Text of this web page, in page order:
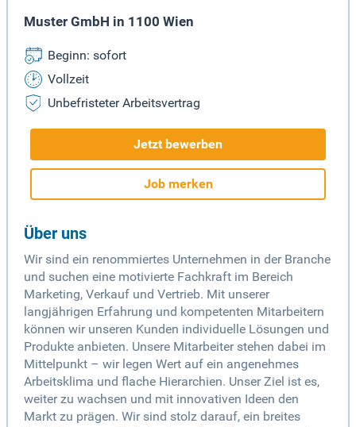
Muster GmbH in 1100 Wien
Beginn: sofort
Vollzeit
Unbefristeter Arbeitsvertrag
Jetzt bewerben
Job merken
Über uns
Wir sind ein renommiertes Unternehmen in der Branche
und suchen eine motivierte Fachkraft im Bereich
Marketing, Verkauf und Vertrieb. Mit unserer
langjährigen Erfahrung und kompetenten Mitarbeitern
können wir unseren Kunden individuelle Lösungen und
Produkte anbieten. Unsere Mitarbeiter stehen dabei im
Mittelpunkt – wir legen Wert auf ein angenehmes
Arbeitsklima und flache Hierarchien. Unser Ziel ist es,
weiter zu wachsen und mit innovativen Ideen den
Markt zu prägen. Wir sind stolz darauf, ein breites